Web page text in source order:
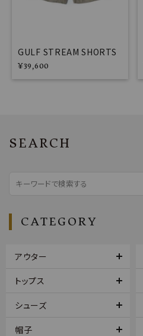
GULF STREAM SHORTS
¥39,600
SEARCH
CATEGORY
アウター
トップス
シューズ
帽子